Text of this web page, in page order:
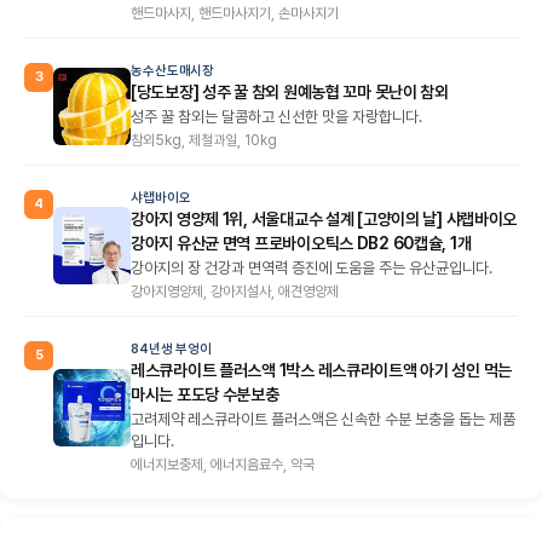
핸드마사지, 핸드마사지기, 손마사지기
3 농수산도매시장
[당도보장] 성주 꿀 참외 원예농협 꼬마 못난이 참외
성주 꿀 참외는 달콤하고 신선한 맛을 자랑합니다.
참외5kg, 제철과일, 10kg
4 샤랩바이오
강아지 영양제 1위, 서울대교수 설계 [고양이의 날] 샤랩바이오
강아지 유산균 면역 프로바이오틱스 DB2 60캡슐, 1개
강아지의 장 건강과 면역력 증진에 도움을 주는 유산균입니다.
강아지영양제, 강아지설사, 애견영양제
5 84년생 부엉이
레스큐라이트 플러스액 1박스 레스큐라이트액 아기 성인 먹는
마시는 포도당 수분보충
고려제약 레스큐라이트 플러스액은 신속한 수분 보충을 돕는 제품
입니다.
에너지보충제, 에너지음료수, 약국